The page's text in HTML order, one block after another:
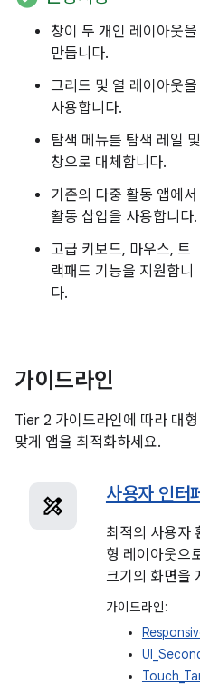
창이 두 개인 레이아웃을
만듭니다.
그리드 및 열 레이아웃을
사용합니다.
탐색 메뉴를 탐색 레일 및
창으로 대체합니다.
기존의 다중 활동 앱에서
활동 삽입을 사용합니다.
고급 키보드, 마우스, 트
랙패드 기능을 지원합니
다.
가이드라인
Tier 2 가이드라인에 따라 대
맞게 앱을 최적화하세요.
사용자 인터
최적의 사용자
형 레이아웃으
크기의 화면을
가이드라인: